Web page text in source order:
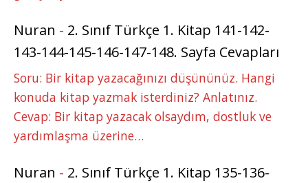
Nuran - 2. Sınıf Türkçe 1. Kitap 141-142-
143-144-145-146-147-148. Sayfa Cevapları
Soru: Bir kitap yazacağınızı düşününüz. Hangi
konuda kitap yazmak isterdiniz? Anlatınız.
Cevap: Bir kitap yazacak olsaydım, dostluk ve
yardımlaşma üzerine…
Nuran - 2. Sınıf Türkçe 1. Kitap 135-136-